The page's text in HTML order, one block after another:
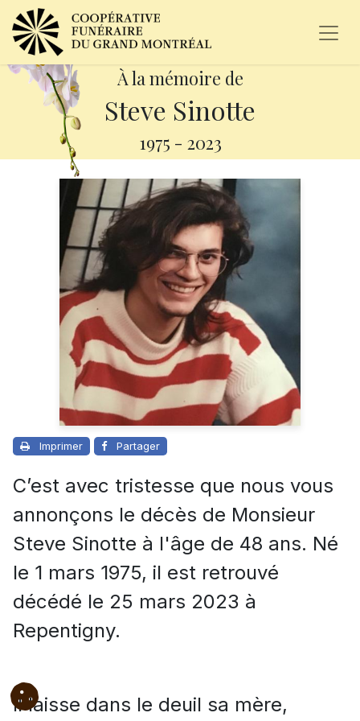
À la mémoire de
Steve Sinotte
1975 - 2023
Imprimer Partager
C’est avec tristesse que nous vous
annonçons le décès de Monsieur
Steve Sinotte à l'âge de 48 ans. Né
le 1 mars 1975, il est retrouvé
décédé le 25 mars 2023 à
Repentigny.
Il laisse dans le deuil sa mère,